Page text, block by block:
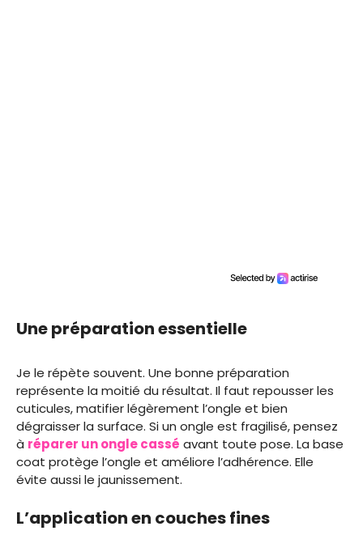
Une préparation essentielle
Je le répète souvent. Une bonne préparation
représente la moitié du résultat. Il faut repousser les
cuticules, matifier légèrement l’ongle et bien
dégraisser la surface. Si un ongle est fragilisé, pensez
à réparer un ongle cassé avant toute pose. La base
coat protège l’ongle et améliore l’adhérence. Elle
évite aussi le jaunissement.
L’application en couches fines